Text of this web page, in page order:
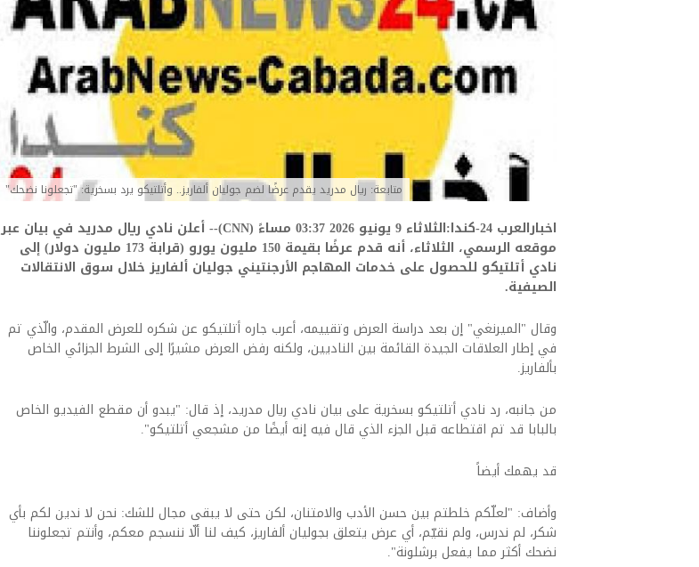
متابعة: ريال مدريد يقدم عرضًا لضم جوليان ألفاريز.. وأتلتيكو يرد بسخرية: "تجعلونا نضحك"
اخبارالعرب 24-كندا:الثلاثاء 9 يونيو 2026 03:37 مساءً (CNN)-- أعلن نادي ريال مدريد في بيان عبر
موقعه الرسمي، الثلاثاء، أنه قدم عرضًا بقيمة 150 مليون يورو (قرابة 173 مليون دولار) إلى
نادي أتلتيكو للحصول على خدمات المهاجم الأرجنتيني جوليان ألفاريز خلال سوق الانتقالات
الصيفية.
وقال "الميرنغي" إن بعد دراسة العرض وتقييمه، أعرب جاره أتلتيكو عن شكره للعرض المقدم، والّذي تم
في إطار العلاقات الجيدة القائمة بين الناديين، ولكنه رفض العرض مشيرًا إلى الشرط الجزائي الخاص
بألفاريز.
من جانبه، رد نادي أتلتيكو بسخرية على بيان نادي ريال مدريد، إذ قال: "يبدو أن مقطع الفيديو الخاص
بالبابا قد تم اقتطاعه قبل الجزء الذي قال فيه إنه أيضًا من مشجعي أتلتيكو".
قد يهمك أيضاً
وأضاف: "لعلّكم خلطتم بين حسن الأدب والامتنان، لكن حتى لا يبقى مجال للشك: نحن لا ندين لكم بأي
شكر، لم ندرس، ولم نقيّم، أي عرض يتعلق بجوليان ألفاريز، كيف لنا ألّا ننسجم معكم، وأنتم تجعلوننا
نضحك أكثر مما يفعل برشلونة".